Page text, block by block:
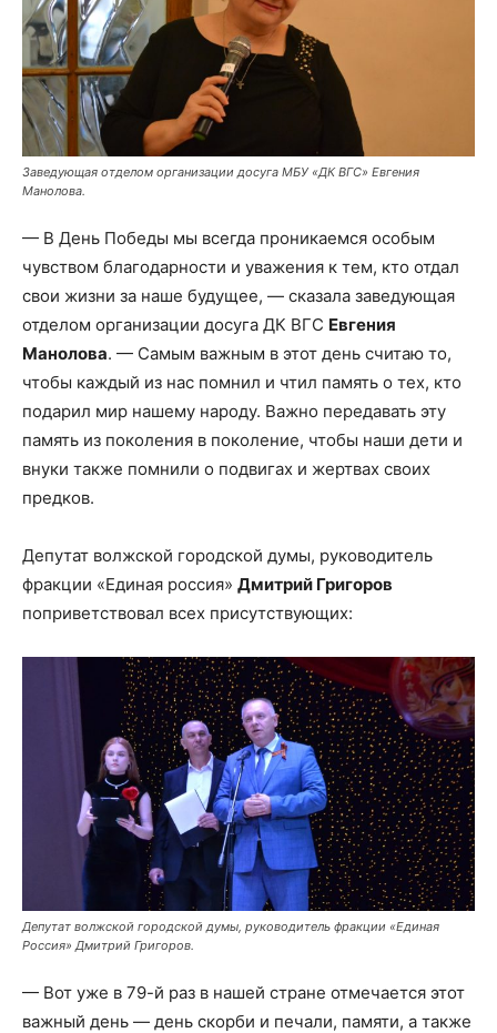
Заведующая отделом организации досуга МБУ «ДК ВГС» Евгения
Манолова.
— В День Победы мы всегда проникаемся особым
чувством благодарности и уважения к тем, кто отдал
свои жизни за наше будущее, — сказала заведующая
отделом организации досуга ДК ВГС Евгения
Манолова. — Самым важным в этот день считаю то,
чтобы каждый из нас помнил и чтил память о тех, кто
подарил мир нашему народу. Важно передавать эту
память из поколения в поколение, чтобы наши дети и
внуки также помнили о подвигах и жертвах своих
предков.
Депутат волжской городской думы, руководитель
фракции «Единая россия» Дмитрий Григоров
поприветствовал всех присутствующих:
Депутат волжской городской думы, руководитель фракции «Единая
Россия» Дмитрий Григоров.
— Вот уже в 79-й раз в нашей стране отмечается этот
важный день — день скорби и печали, памяти, а также